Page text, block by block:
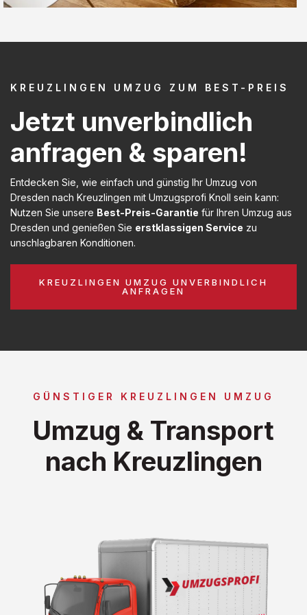
KREUZLINGEN UMZUG ZUM BEST-PREIS
Jetzt unverbindlich
anfragen & sparen!
Entdecken Sie, wie einfach und günstig Ihr Umzug von
Dresden nach Kreuzlingen mit Umzugsprofi Knoll sein kann:
Nutzen Sie unsere Best-Preis-Garantie für Ihren Umzug aus
Dresden und genießen Sie erstklassigen Service zu
unschlagbaren Konditionen.
KREUZLINGEN UMZUG UNVERBINDLICH
ANFRAGEN
GÜNSTIGER KREUZLINGEN UMZUG
Umzug & Transport
nach Kreuzlingen